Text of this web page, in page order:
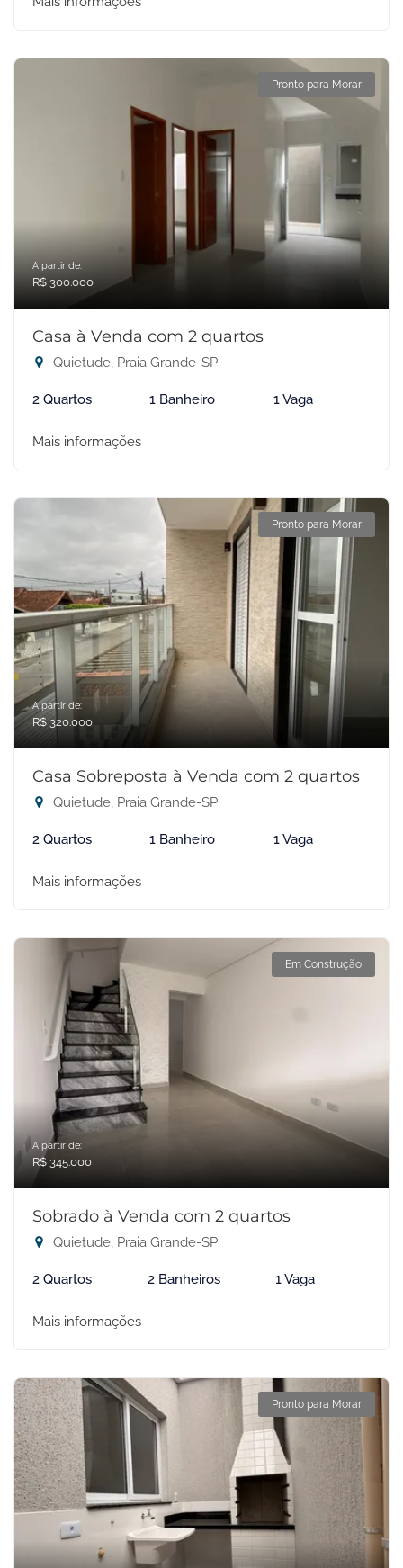
Pronto para Morar
A partir de:
R$ 300.000
Casa à Venda com 2 quartos
Quietude, Praia Grande-SP
2 Quartos 1 Banheiro 1 Vaga
Mais informações
Pronto para Morar
A partir de:
R$ 320.000
Casa Sobreposta à Venda com 2 quartos
Quietude, Praia Grande-SP
2 Quartos 1 Banheiro 1 Vaga
Mais informações
Em Construção
A partir de:
R$ 345.000
Sobrado à Venda com 2 quartos
Quietude, Praia Grande-SP
2 Quartos 2 Banheiros 1 Vaga
Mais informações
Pronto para Morar